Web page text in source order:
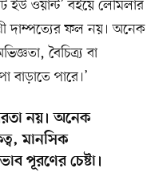
ইউ ওয়ান্ট’ বইয়ে লেমিলার
দাম্পত্যের ফল নয়। অনেক
বৈচিত্র্য বা
বাড়াতে পারে।’
নয়। অনেক
মানসিক
পূরণের চেষ্টা।